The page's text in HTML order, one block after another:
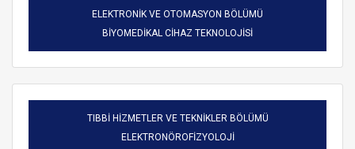
ELEKTRONİK VE OTOMASYON BÖLÜMÜ
BİYOMEDİKAL CİHAZ TEKNOLOJİSİ
TIBBİ HİZMETLER VE TEKNİKLER BÖLÜMÜ
ELEKTRONÖROFİZYOLOJİ